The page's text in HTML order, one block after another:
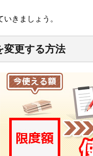
きましょう。
変更する方法